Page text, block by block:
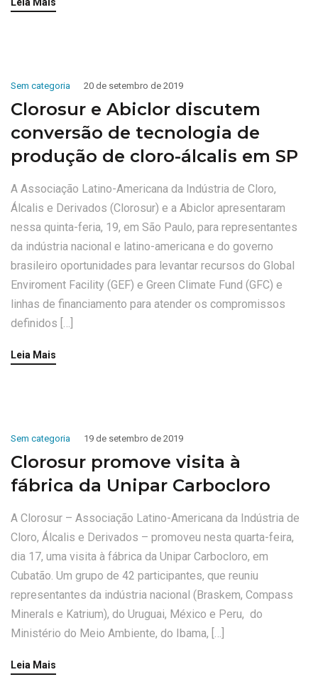
Leia Mais
Sem categoria 20 de setembro de 2019
Clorosur e Abiclor discutem
conversão de tecnologia de
produção de cloro-álcalis em SP
A Associação Latino-Americana da Indústria de Cloro,
Álcalis e Derivados (Clorosur) e a Abiclor apresentaram
nessa quinta-feria, 19, em São Paulo, para representantes
da indústria nacional e latino-americana e do governo
brasileiro oportunidades para levantar recursos do Global
Enviroment Facility (GEF) e Green Climate Fund (GFC) e
linhas de financiamento para atender os compromissos
definidos […]
Leia Mais
Sem categoria 19 de setembro de 2019
Clorosur promove visita à
fábrica da Unipar Carbocloro
A Clorosur – Associação Latino-Americana da Indústria de
Cloro, Álcalis e Derivados – promoveu nesta quarta-feira,
dia 17, uma visita à fábrica da Unipar Carbocloro, em
Cubatão. Um grupo de 42 participantes, que reuniu
representantes da indústria nacional (Braskem, Compass
Minerals e Katrium), do Uruguai, México e Peru, do
Ministério do Meio Ambiente, do Ibama, […]
Leia Mais